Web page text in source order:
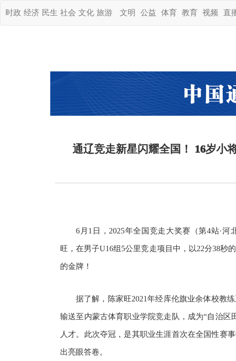
时政 经济 民生 社会 文化 旅游 文明 公益 体育 教育 视频 直
通辽竞走新星闪耀全国！ 16岁小
6月1日，2025年全国竞走大奖赛（第4站·
旺，在男子U16组5公里竞走项目中，以22分38秒
的金牌！
据了解，陈家旺2021年经库伦旗业余体校教
输送至内蒙古体育职业学院竞走队，成为“自治
人才。此次夺冠，是其职业生涯首次在全国性赛
出亮眼答卷。